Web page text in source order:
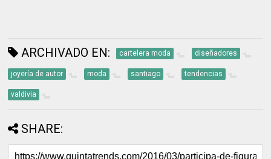
ARCHIVADO EN: cartelera moda diseñadores
joyería de autor moda santiago tendencias
valdivia
SHARE: